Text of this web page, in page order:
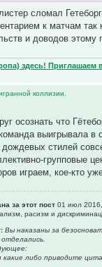
сломал
к матчам так
и доводов этому
здесь! Приглашаем
коллизии.
осознать что
выигрывала
стилей
групповые
играем, кое-кто
за этот пост01 июл
расизм и
: Вы наказаны за
какие либо приводите